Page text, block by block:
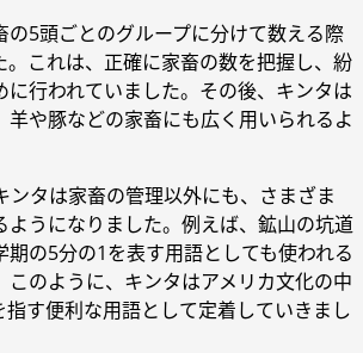
の5頭ごとのグループに分けて数える際
。これは、正確に家畜の数を把握し、紛
に行われていました。その後、キンタは
羊や豚などの家畜にも広く用いられるよ
ンタは家畜の管理以外にも、さまざま
ようになりました。例えば、鉱山の坑道
期の5分の1を表す用語としても使われる
このように、キンタはアメリカ文化の中
指す便利な用語として定着していきまし